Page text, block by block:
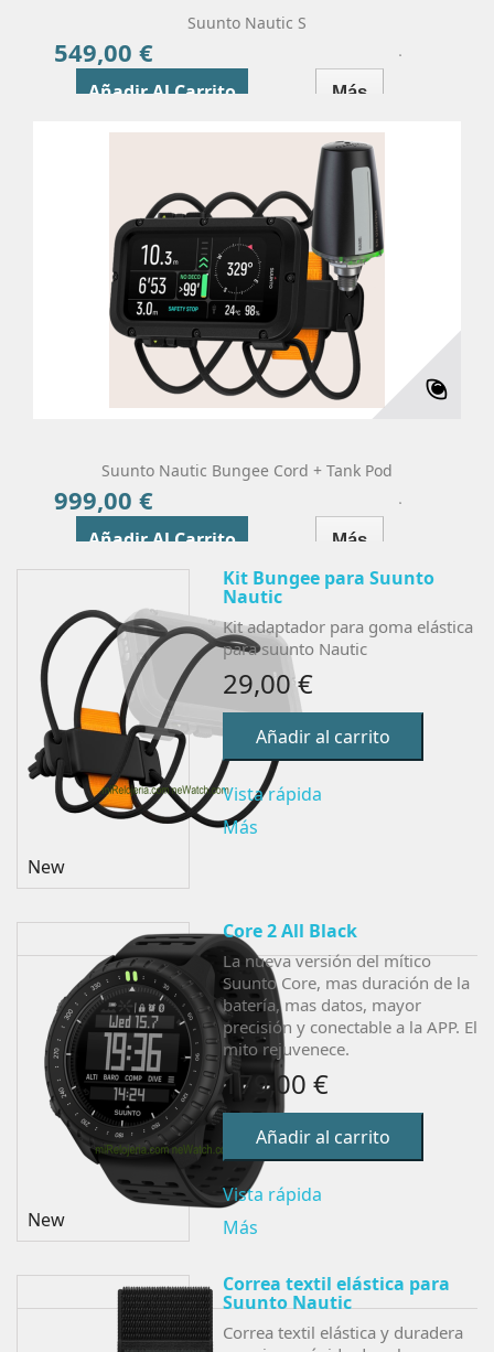
Suunto Nautic S
549,00 €
Añadir Al Carrito Más
Suunto Nautic Bungee Cord + Tank Pod
999,00 €
Añadir Al Carrito Más
New
Kit Bungee para Suunto
Nautic
Kit adaptador para goma elástica
para suunto Nautic
29,00 €
Añadir al carrito
Vista rápida
Más
New
Core 2 All Black
La nueva versión del mítico
Suunto Core, mas duración de la
batería, mas datos, mayor
precisión y conectable a la APP. El
mito rejuvenece.
179,00 €
Añadir al carrito
Vista rápida
Más
Correa textil elástica para
Suunto Nautic
Correa textil elástica y duradera